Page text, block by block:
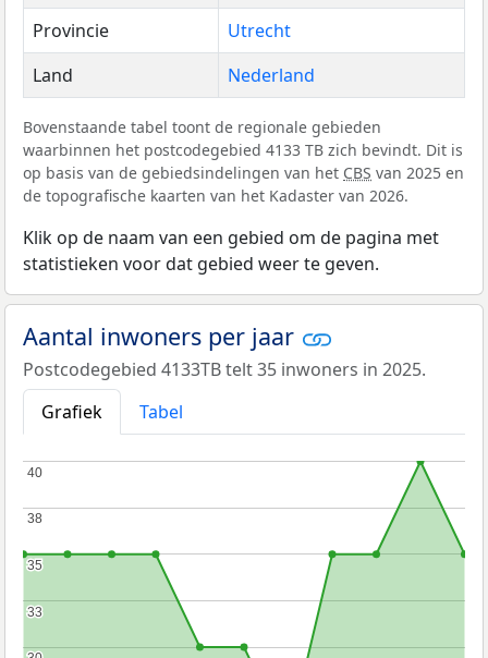
Provincie
Utrecht
Land
Nederland
Bovenstaande tabel toont de regionale gebieden
waarbinnen het postcodegebied 4133 TB zich bevindt. Dit is
op basis van de gebiedsindelingen van het CBS van 2025 en
de topografische kaarten van het Kadaster van 2026.
Klik op de naam van een gebied om de pagina met
statistieken voor dat gebied weer te geven.
Aantal inwoners per jaar
Postcodegebied 4133TB telt 35 inwoners in 2025.
Grafiek
Tabel
33
33
35
35
38
38
40
40